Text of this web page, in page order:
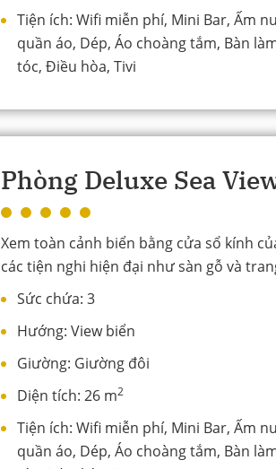
Tiện ích: Wifi miễn phí, Mini Bar, Ấm
quần áo, Dép, Áo choàng tắm, Bàn
tóc, Điều hòa, Tivi
Phòng Deluxe Sea
Xem toàn cảnh biển bằng cửa sổ kính
các tiện nghi hiện đại như sàn gỗ và
Sức chứa: 3
Hướng: View biển
Giường: Giường đôi
Diện tích: 26 m2
Tiện ích: Wifi miễn phí, Mini Bar, Ấm
quần áo, Dép, Áo choàng tắm, Bàn